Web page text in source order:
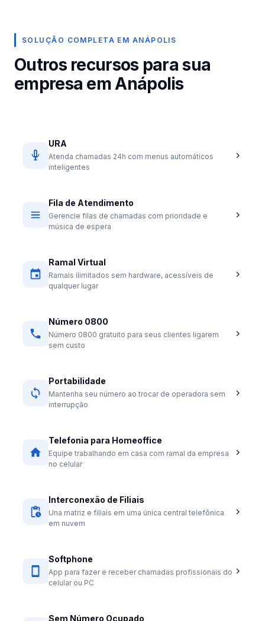
SOLUÇÃO COMPLETA EM ANÁPOLIS
Outros recursos para sua
empresa em Anápolis
URA
Atenda chamadas 24h com menus automáticos
inteligentes
Fila de Atendimento
Gerencie filas de chamadas com prioridade e
música de espera
Ramal Virtual
Ramais ilimitados sem hardware, acessíveis de
qualquer lugar
Número 0800
Número 0800 gratuito para seus clientes ligarem
sem custo
Portabilidade
Mantenha seu número ao trocar de operadora sem
interrupção
Telefonia para Homeoffice
Equipe trabalhando em casa com ramal da empresa
no celular
Interconexão de Filiais
Una matriz e filiais em uma única central telefônica
em nuvem
Softphone
App para fazer e receber chamadas profissionais do
celular ou PC
Sem Número Ocupado